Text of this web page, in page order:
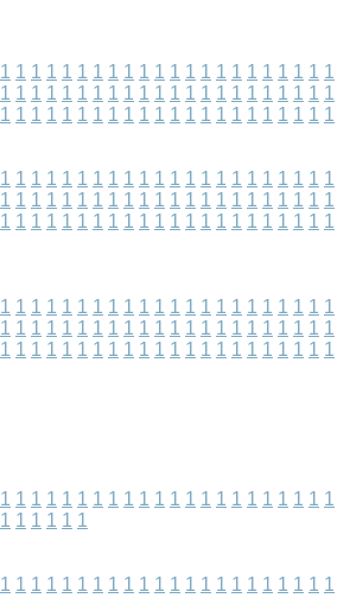
1 1 1 1 1 1 1 1 1 1 1 1 1 1 1 1 1 1 1 1 1 1
1 1 1 1 1 1 1 1 1 1 1 1 1 1 1 1 1 1 1 1 1 1
1 1 1 1 1 1 1 1 1 1 1 1 1 1 1 1 1 1 1 1 1 1
1 1 1 1 1 1 1 1 1 1 1 1 1 1 1 1 1 1 1 1 1 1
1 1 1 1 1 1 1 1 1 1 1 1 1 1 1 1 1 1 1 1 1 1
1 1 1 1 1 1 1 1 1 1 1 1 1 1 1 1 1 1 1 1 1 1
1 1 1 1 1 1 1 1 1 1 1 1 1 1 1 1 1 1 1 1 1 1
1 1 1 1 1 1 1 1 1 1 1 1 1 1 1 1 1 1 1 1 1 1
1 1 1 1 1 1 1 1 1 1 1 1 1 1 1 1 1 1 1 1 1 1
1 1 1 1 1 1 1 1 1 1 1 1 1 1 1 1 1 1 1 1 1 1
1 1 1 1 1 1
1 1 1 1 1 1 1 1 1 1 1 1 1 1 1 1 1 1 1 1 1 1